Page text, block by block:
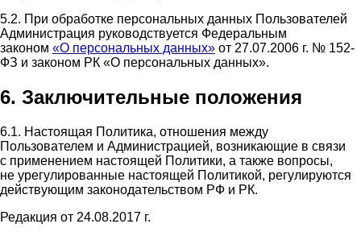
5.2. При обработке персональных данных Пользователей
Администрация руководствуется Федеральным
законом «О персональных данных» от 27.07.2006 г. № 152-
ФЗ и законом РК «О персональных данных».
6. Заключительные положения
6.1. Настоящая Политика, отношения между
Пользователем и Администрацией, возникающие в связи
с применением настоящей Политики, а также вопросы,
не урегулированные настоящей Политикой, регулируются
действующим законодательством РФ и РК.
Редакция от 24.08.2017 г.